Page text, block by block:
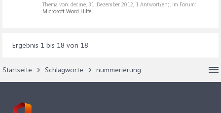
Thema von: decine, 31. Dezember 2012, 1 Antwort(en), im Forum:
Microsoft Word Hilfe
Ergebnis 1 bis 18 von 18
Startseite Schlagworte nummerierung